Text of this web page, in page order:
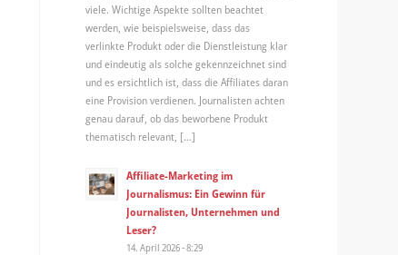
viele. Wichtige Aspekte sollten beachtet
werden, wie beispielsweise, dass das
verlinkte Produkt oder die Dienstleistung klar
und eindeutig als solche gekennzeichnet sind
und es ersichtlich ist, dass die Affiliates daran
eine Provision verdienen. Journalisten achten
genau darauf, ob das beworbene Produkt
thematisch relevant, […]
Affiliate-Marketing im
Journalismus: Ein Gewinn für
Journalisten, Unternehmen und
Leser?
14. April 2026 - 8:29